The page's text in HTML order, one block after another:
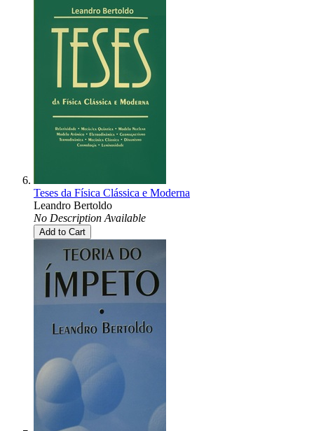
Teses da Física Clássica e Moderna
Leandro Bertoldo
No Description Available
Add to Cart